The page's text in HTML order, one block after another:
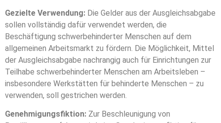
Gezielte Verwendung: Die Gelder aus der Ausgleichsabgabe
sollen vollständig dafür verwendet werden, die
Beschäftigung schwerbehinderter Menschen auf dem
allgemeinen Arbeitsmarkt zu fördern. Die Möglichkeit, Mittel
der Ausgleichsabgabe nachrangig auch für Einrichtungen zur
Teilhabe schwerbehinderter Menschen am Arbeitsleben –
insbesondere Werkstätten für behinderte Menschen – zu
verwenden, soll gestrichen werden.
Genehmigungsfiktion: Zur Beschleunigung von